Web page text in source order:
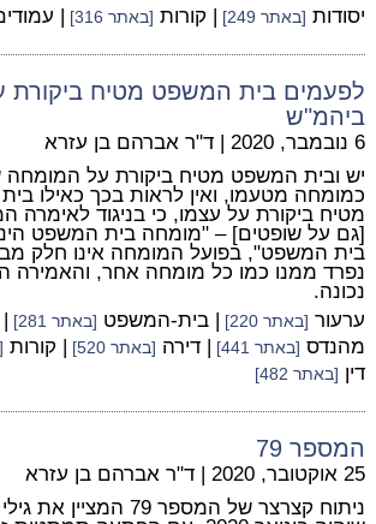
יסודות [באתר 249] | קורות [באתר 316] |
לפעמים בית המשפט מטיח ביקורת
ביהמ"ש
6 נובמבר, 2020 | ד"ר אברהם בן עזרא
יש ובית המשפט מטיח ביקורת על המומחה
כמומחה מטעמו, ואין לראות בכך כאילו
מטיח ביקורת על עצמו, כי בניגוד לאימרה
[גם על שופטים] – "מומחה בית המשפט
בית המשפט", בפועל המומחה אינו חלק
נפרד ממנו כמו כל מומחה אחר, והאמירה
נכונה.
ערעור [באתר 220] | בית-המשפט [באתר 281] |
מהנדס [באתר 441] | דירה [באתר 520] | קורות
דין [באתר 482]
המספר 79
25 אוקטובר, 2020 | ד"ר אברהם בן עזרא
ניתוח קצרצר של המספר 79 המציין